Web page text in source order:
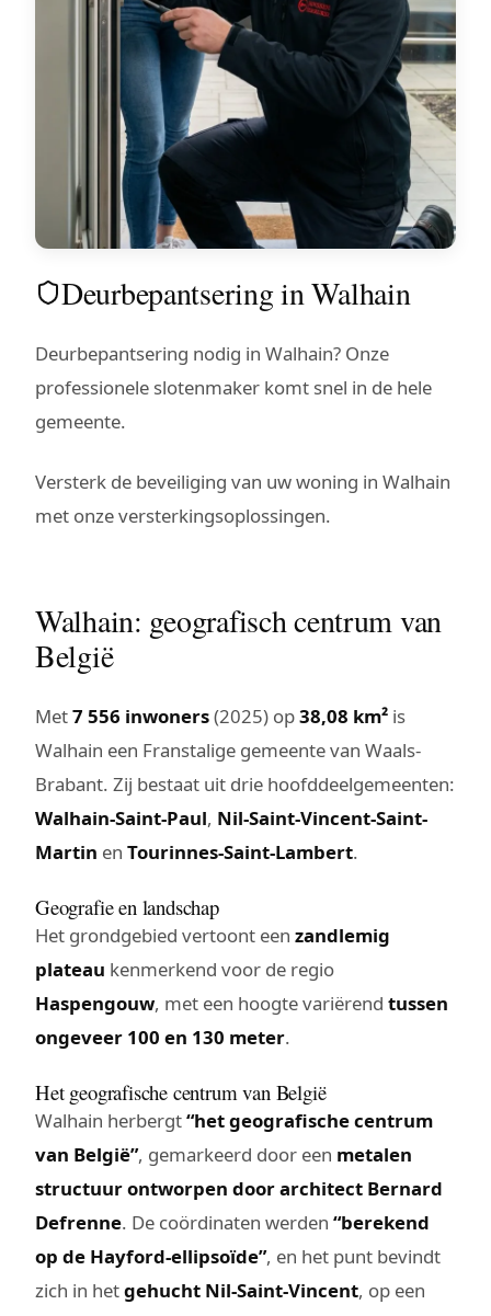
Deurbepantsering in Walhain
Deurbepantsering nodig in Walhain? Onze
professionele slotenmaker komt snel in de hele
gemeente.
Versterk de beveiliging van uw woning in Walhain
met onze versterkingsoplossingen.
Walhain: geografisch centrum van
België
Met7 556 inwoners(2025) op38,08 km² is
Walhain een Franstalige gemeente van Waals-
Brabant. Zij bestaat uit drie hoofddeelgemeenten:
Walhain-Saint-Paul, Nil-Saint-Vincent-Saint-
Martin en Tourinnes-Saint-Lambert.
Geografie en landschap
Het grondgebied vertoont een zandlemig
plateau kenmerkend voor de regio
Haspengouw, met een hoogte variërend tussen
ongeveer 100 en 130 meter.
Het geografische centrum van België
Walhain herbergt“het geografische centrum
van België”, gemarkeerd door een metalen
structuur ontworpen door architect Bernard
Defrenne. De coördinaten werden “berekend
op de Hayford-ellipsoïde”, en het punt bevindt
zich in hetgehucht Nil-Saint-Vincent, op een